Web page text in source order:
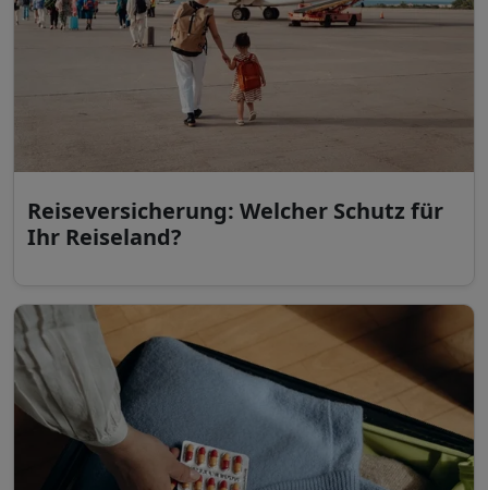
Reiseversicherung: Welcher Schutz für
Ihr Reiseland?